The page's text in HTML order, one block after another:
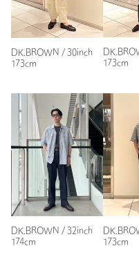
DK.BROWN / 30inch
173cm
173cm
DK.BROWN / 32inch
174cm
173cm